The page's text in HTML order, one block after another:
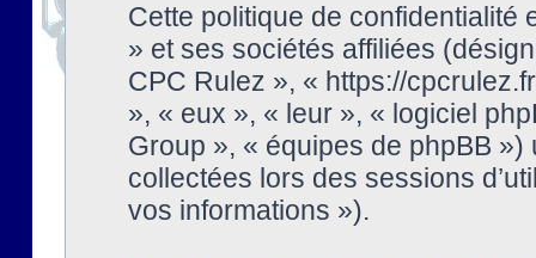
Cette politique de confidentialité
» et ses sociétés affiliées
CPC Rulez », « https://
», « eux », « leur », « logiciel
Group », « équipes de phpBB
collectées lors des sessions
vos informations »).